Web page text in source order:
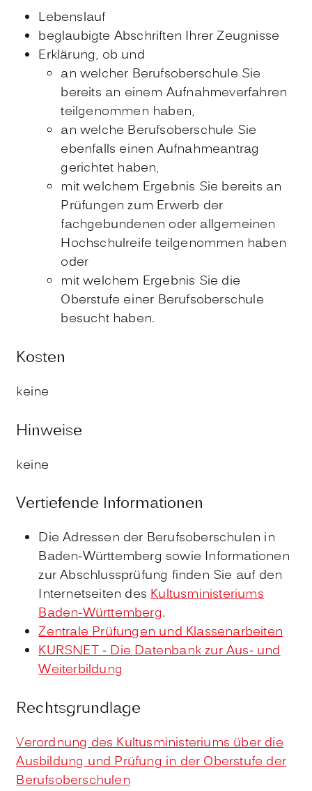
Lebenslauf
beglaubigte Abschriften Ihrer Zeugnisse
Erklärung, ob und
an welcher Berufsoberschule Sie
bereits an einem Aufnahmeverfahren
teilgenommen haben,
an welche Berufsoberschule Sie
ebenfalls einen Aufnahmeantrag
gerichtet haben,
mit welchem Ergebnis Sie bereits an
Prüfungen zum Erwerb der
fachgebundenen oder allgemeinen
Hochschulreife teilgenommen haben
oder
mit welchem Ergebnis Sie die
Oberstufe einer Berufsoberschule
besucht haben.
Kosten
keine
Hinweise
keine
Vertiefende Informationen
Die Adressen der Berufsoberschulen in
Baden-Württemberg sowie Informationen
zur Abschlussprüfung finden Sie auf den
Internetseiten desKultusministeriums
Baden-Württemberg.
Zentrale Prüfungen und Klassenarbeiten
KURSNET - Die Datenbank zur Aus- und
Weiterbildung
Rechtsgrundlage
Verordnung des Kultusministeriums über die
Ausbildung und Prüfung in der Oberstufe der
Berufsoberschulen